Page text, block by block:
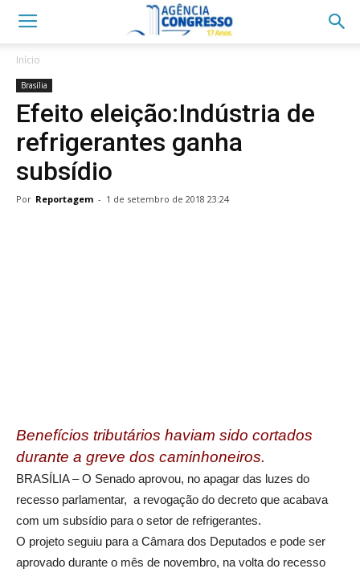
Início
Brasília
Efeito eleição:Indústria de
refrigerantes ganha
subsídio
Por Reportagem - 1 de setembro de 2018 23:24
Benefícios tributários haviam sido cortados
durante a greve dos caminhoneiros.
BRASÍLIA – O Senado aprovou, no apagar das luzes do
recesso parlamentar, a revogação do decreto que acabava
com um subsídio para o setor de refrigerantes.
O projeto seguiu para a Câmara dos Deputados e pode ser
aprovado durante o mês de novembro, na volta do recesso